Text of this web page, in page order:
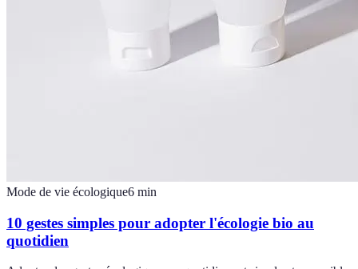
Mode de vie écologique6 min
10 gestes simples pour adopter l'écologie bio au
quotidien